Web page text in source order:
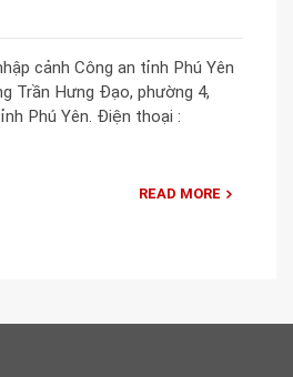
cảnh Công an tỉnh Phú Yên
Trần Hưng Đạo, phường 4,
Phú Yên. Điện thoại :
READ MORE